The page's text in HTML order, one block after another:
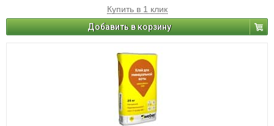
Купить в 1 клик
Добавить в корзину